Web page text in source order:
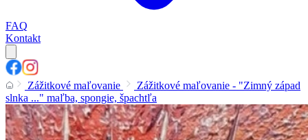
FAQ
Kontakt
Zážitkové maľovanie
Zážitkové maľovanie - "Zimný západ
slnka ..." maľba, spongie, špachtľa